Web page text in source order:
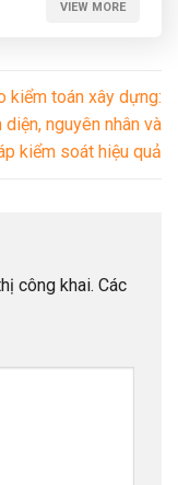
VIEW MORE
kiểm toán xây dựng:
diện, nguyên nhân và
kiểm soát hiệu quả
công khai. Các